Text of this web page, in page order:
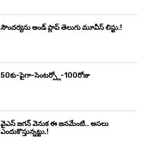
సౌందర్యను అండ్‌ ప్లాప్‌ తెలుగు మూవీస్‌ లిస్టు.!
50కు-పైగా-సెంటర్స్లో-100రోజు
వైఎస్‌ జగన్‌ వెనుక ఈ జనమేంటి.. అసలు
ఎందుకొస్తున్నట్టు.!